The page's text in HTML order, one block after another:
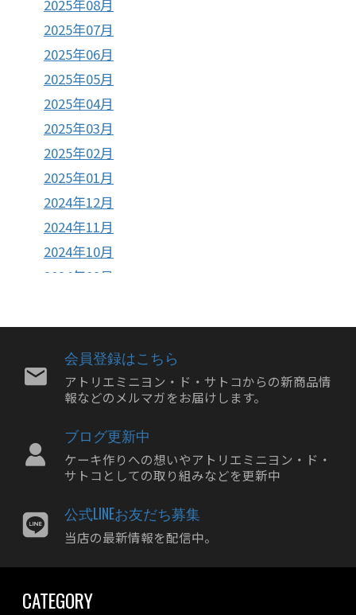
2025年08月
2025年07月
2025年06月
2025年05月
2025年04月
2025年03月
2025年02月
2025年01月
2024年12月
2024年11月
2024年10月
2024年09月
2024年07月
2024年06月
2024年05月
2024年04月
2024年02月
2024年01月
2023年11月
2023年10月
2023年09月
2023年08月
会員登録はこちら
アトリエミニヨン・ド・サトコからの新商品情
報などのメルマガをお届けします。
ブログ更新中
ケーキ作りへの想いやアトリエミニヨン・ド・
サトコとしての取り組みなどを更新中
公式LINEお友だち募集
当店の最新情報を配信中。
CATEGORY